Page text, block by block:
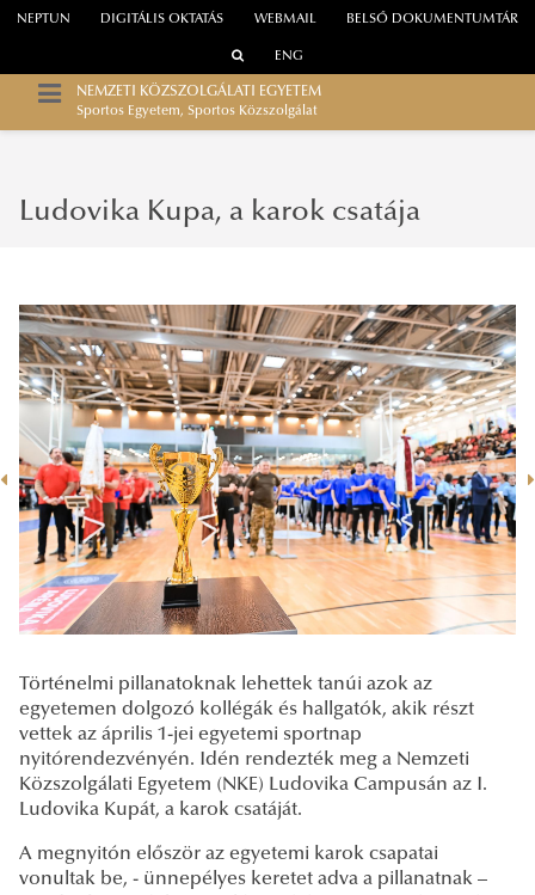
WEBMAIL
NEPTUN DIGITÁLIS OKTATÁS BELSŐ DOKUMENTUMTÁR
ENG
NEMZETI KÖZSZOLGÁLATI EGYETEM
Sportos Egyetem, Sportos Közszolgálat
Ludovika Kupa, a karok csatája
Történelmi pillanatoknak lehettek tanúi azok az
egyetemen dolgozó kollégák és hallgatók, akik részt
vettek az április 1-jei egyetemi sportnap
nyitórendezvényén. Idén rendezték meg a Nemzeti
Közszolgálati Egyetem (NKE) Ludovika Campusán az I.
Ludovika Kupát, a karok csatáját.
A megnyitón először az egyetemi karok csapatai
vonultak be, - ünnepélyes keretet adva a pillanatnak –